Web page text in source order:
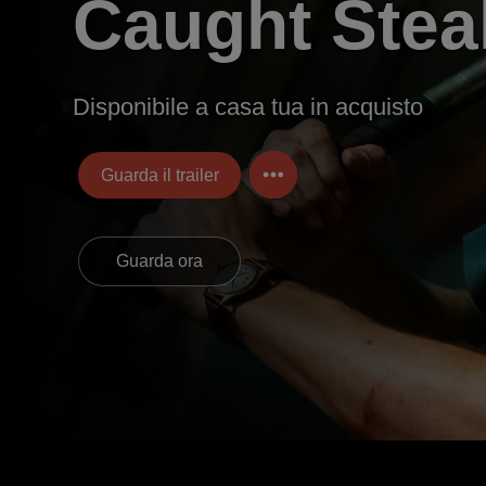
Caught
Disponibile a casa tua in acquisto
Guarda il trailer